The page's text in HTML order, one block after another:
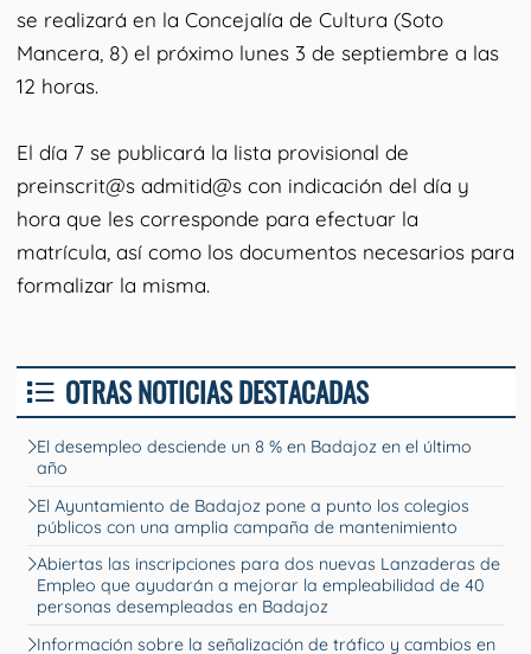
se realizará en la Concejalía de Cultura (Soto
Mancera, 8) el próximo lunes 3 de septiembre a las
12 horas.
El día 7 se publicará la lista provisional de
preinscrit@s admitid@s con indicación del día y
hora que les corresponde para efectuar la
matrícula, así como los documentos necesarios para
formalizar la misma.
OTRAS NOTICIAS DESTACADAS
El desempleo desciende un 8 % en Badajoz en el último
año
El Ayuntamiento de Badajoz pone a punto los colegios
públicos con una amplia campaña de mantenimiento
Abiertas las inscripciones para dos nuevas Lanzaderas de
Empleo que ayudarán a mejorar la empleabilidad de 40
personas desempleadas en Badajoz
Información sobre la señalización de tráfico y cambios en